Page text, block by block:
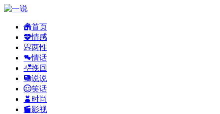
首页
情感
两性
情话
挽回
说说
笑话
时尚
影视